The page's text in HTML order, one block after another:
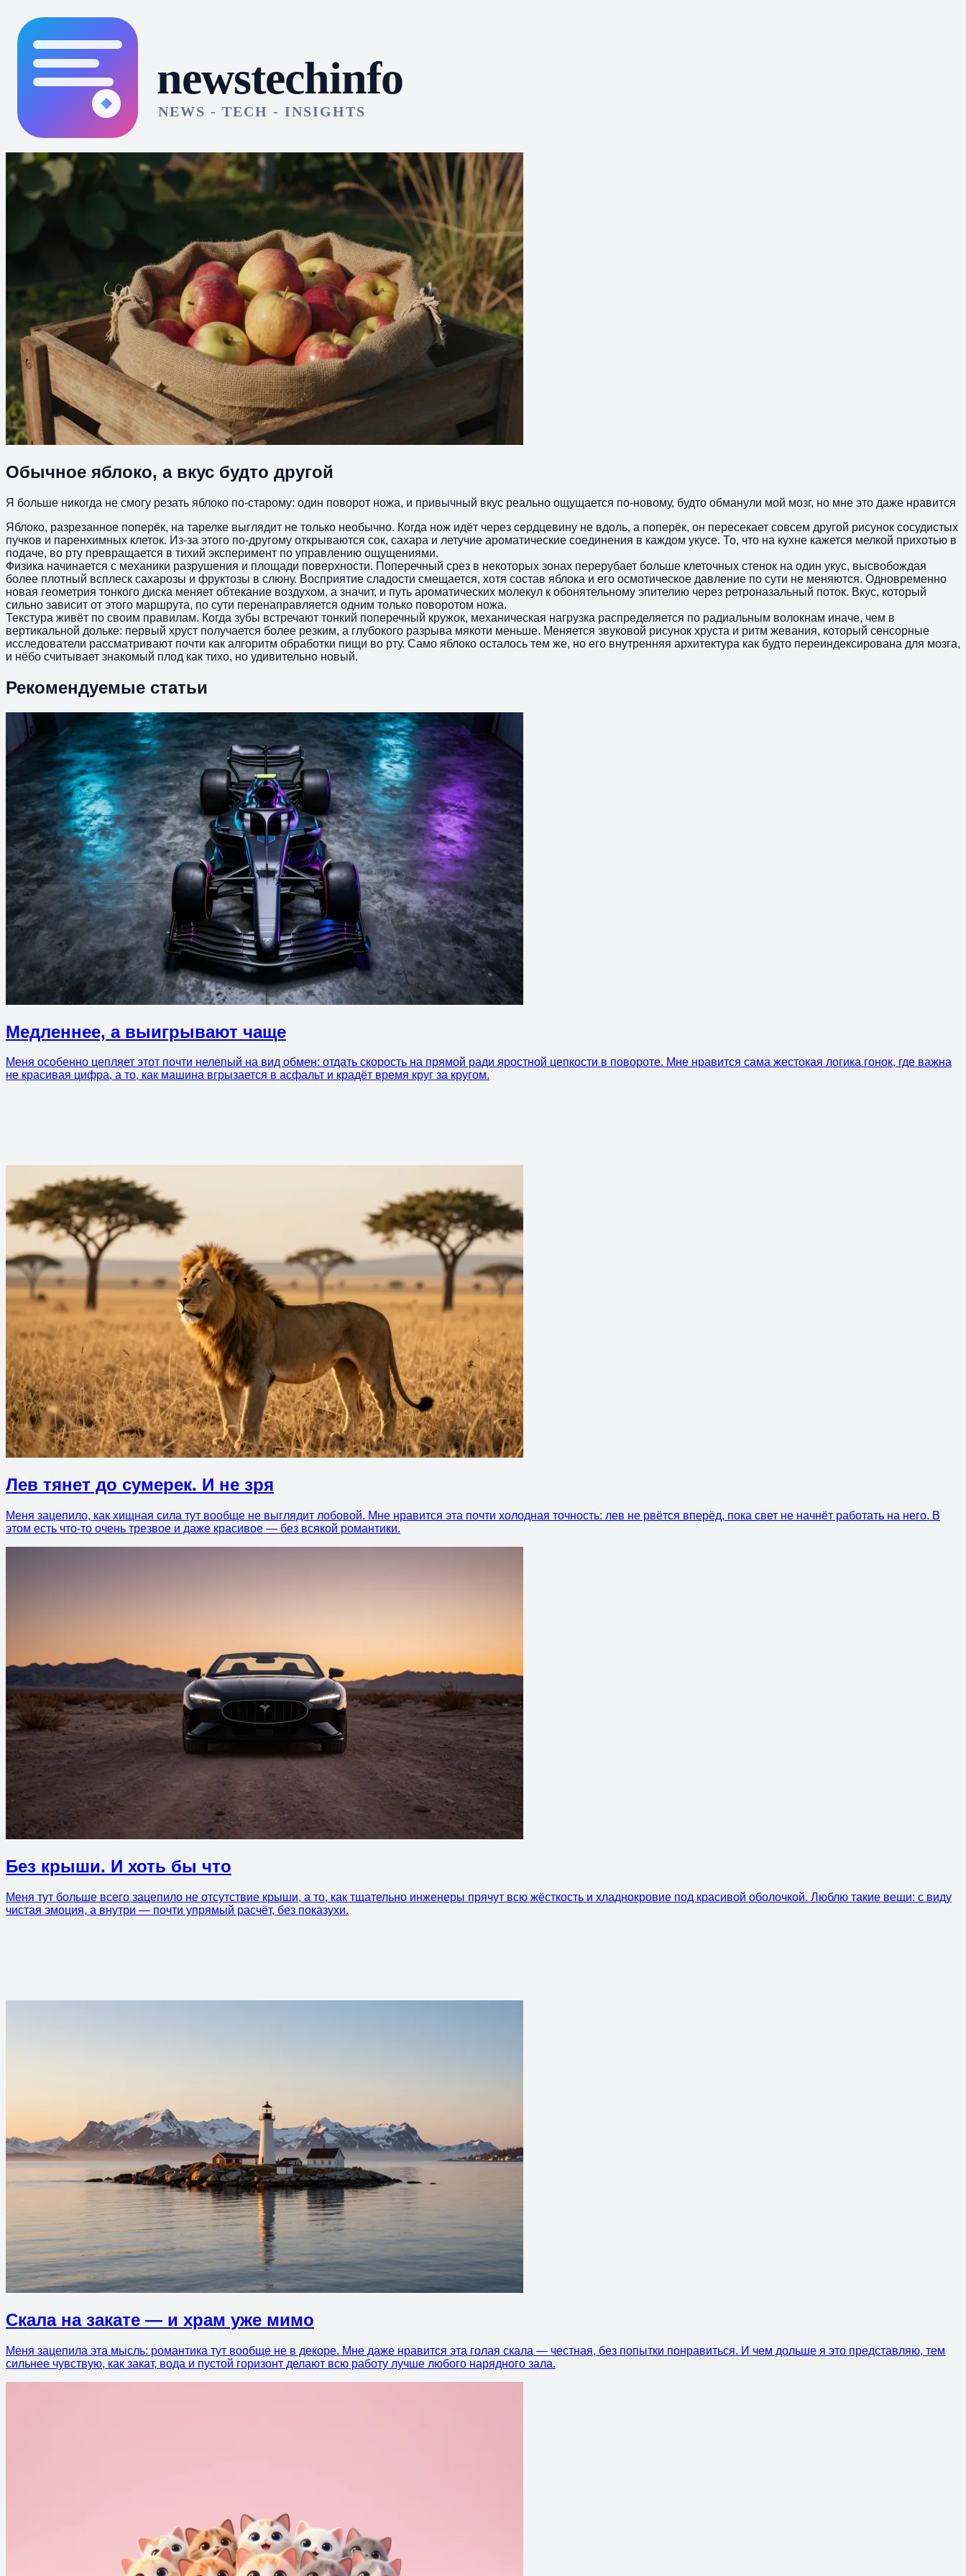
Обычное яблоко, а вкус будто другой
Я больше никогда не смогу резать яблоко по‑старому: один поворот ножа, и привычный вкус реально ощущается по‑новому, будто обманули мой мозг, но мне это даже нравится
Яблоко, разрезанное поперёк, на тарелке выглядит не только необычно. Когда нож идёт через сердцевину не вдоль, а поперёк, он пересекает совсем другой рисунок сосудистых
пучков и паренхимных клеток. Из‑за этого по‑другому открываются сок, сахара и летучие ароматические соединения в каждом укусе. То, что на кухне кажется мелкой прихотью в
подаче, во рту превращается в тихий эксперимент по управлению ощущениями.
Физика начинается с механики разрушения и площади поверхности. Поперечный срез в некоторых зонах перерубает больше клеточных стенок на один укус, высвобождая
более плотный всплеск сахарозы и фруктозы в слюну. Восприятие сладости смещается, хотя состав яблока и его осмотическое давление по сути не меняются. Одновременно
новая геометрия тонкого диска меняет обтекание воздухом, а значит, и путь ароматических молекул к обонятельному эпителию через ретроназальный поток. Вкус, который
сильно зависит от этого маршрута, по сути перенаправляется одним только поворотом ножа.
Текстура живёт по своим правилам. Когда зубы встречают тонкий поперечный кружок, механическая нагрузка распределяется по радиальным волокнам иначе, чем в
вертикальной дольке: первый хруст получается более резким, а глубокого разрыва мякоти меньше. Меняется звуковой рисунок хруста и ритм жевания, который сенсорные
исследователи рассматривают почти как алгоритм обработки пищи во рту. Само яблоко осталось тем же, но его внутренняя архитектура как будто переиндексирована для мозга,
и нёбо считывает знакомый плод как тихо, но удивительно новый.
Рекомендуемые статьи
Медленнее, а выигрывают чаще
Меня особенно цепляет этот почти нелепый на вид обмен: отдать скорость на прямой ради яростной цепкости в повороте. Мне нравится сама жестокая логика гонок, где важна
не красивая цифра, а то, как машина вгрызается в асфальт и крадёт время круг за кругом.
Лев тянет до сумерек. И не зря
Меня зацепило, как хищная сила тут вообще не выглядит лобовой. Мне нравится эта почти холодная точность: лев не рвётся вперёд, пока свет не начнёт работать на него. В
этом есть что-то очень трезвое и даже красивое — без всякой романтики.
Без крыши. И хоть бы что
Меня тут больше всего зацепило не отсутствие крыши, а то, как тщательно инженеры прячут всю жёсткость и хладнокровие под красивой оболочкой. Люблю такие вещи: с виду
чистая эмоция, а внутри — почти упрямый расчёт, без показухи.
Скала на закате — и храм уже мимо
Меня зацепила эта мысль: романтика тут вообще не в декоре. Мне даже нравится эта голая скала — честная, без попытки понравиться. И чем дольше я это представляю, тем
сильнее чувствую, как закат, вода и пустой горизонт делают всю работу лучше любого нарядного зала.